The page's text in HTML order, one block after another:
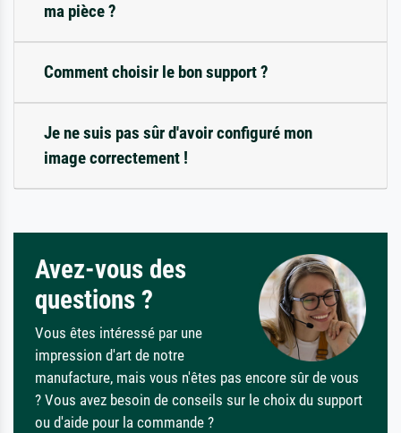
ma pièce ?
Comment choisir le bon support ?
Je ne suis pas sûr d'avoir configuré mon
image correctement !
Avez-vous des
questions ?
Vous êtes intéressé par une
impression d'art de notre
manufacture, mais vous n'êtes pas encore sûr de vous
? Vous avez besoin de conseils sur le choix du support
ou d'aide pour la commande ?